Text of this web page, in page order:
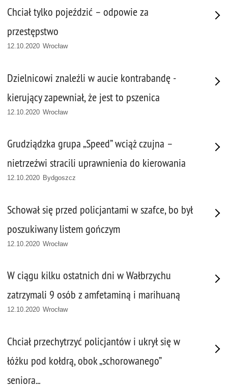
Chciał tylko pojeździć – odpowie za
przestępstwo
12.10.2020 Wrocław
Dzielnicowi znaleźli w aucie kontrabandę -
kierujący zapewniał, że jest to pszenica
12.10.2020 Wrocław
Grudziądzka grupa „Speed” wciąż czujna –
nietrzeźwi stracili uprawnienia do kierowania
12.10.2020 Bydgoszcz
Schował się przed policjantami w szafce, bo był
poszukiwany listem gończym
12.10.2020 Wrocław
W ciągu kilku ostatnich dni w Wałbrzychu
zatrzymali 9 osób z amfetaminą i marihuaną
12.10.2020 Wrocław
Chciał przechytrzyć policjantów i ukrył się w
łóżku pod kołdrą, obok „schorowanego”
seniora...